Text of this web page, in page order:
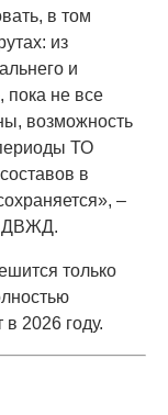
в том
из
и
пока не все
возможность
ТО
в
–
ДВЖД.
только
в 2026 году.